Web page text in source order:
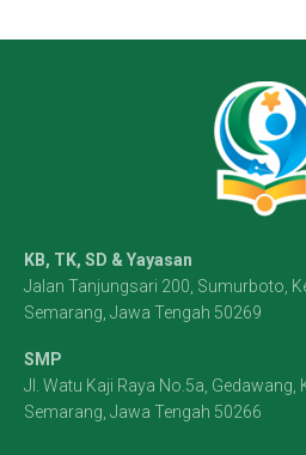
KB, TK, SD & Yayasan
Jalan Tanjungsari 200, Sumurboto,
Semarang, Jawa Tengah 50269
SMP
Jl. Watu Kaji Raya No.5a, Gedawang,
Semarang, Jawa Tengah 50266